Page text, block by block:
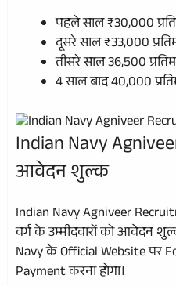
पहले साल ₹30,000
दूसरे साल ₹33,000
तीसरे साल 36,500
4 साल बाद 40,000
Indian Navy
आवेदन शुल्क
Indian Navy Agniveer
वर्ग के उम्मीदवारों को आवेदन
Navy के Official Website पर
Payment करना होगा।